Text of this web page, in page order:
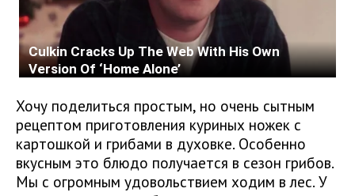
Хочу поделиться простым, но очень сытным
рецептом приготовления куриных ножек с
картошкой и грибами в духовке. Особенно
вкусным это блюдо получается в сезон грибов.
Мы с огромным удовольствием ходим в лес. У